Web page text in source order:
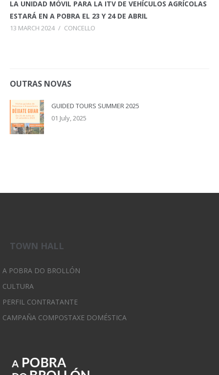
LA UNIDAD MÓVIL PARA LA ITV DE VEHÍCULOS AGRÍCOLAS
ESTARÁ EN A POBRA EL 23 Y 24 DE ABRIL
13 MARCH 2024 / CONCELLO
OUTRAS NOVAS
GUIDED TOURS SUMMER 2025
01 July, 2025
TOWN HALL
A POBRA DO BROLLÓN
CULTURA
PERFIL CONTRATANTE
CAMPAÑA COMPOSTAXE DOMÉSTICA